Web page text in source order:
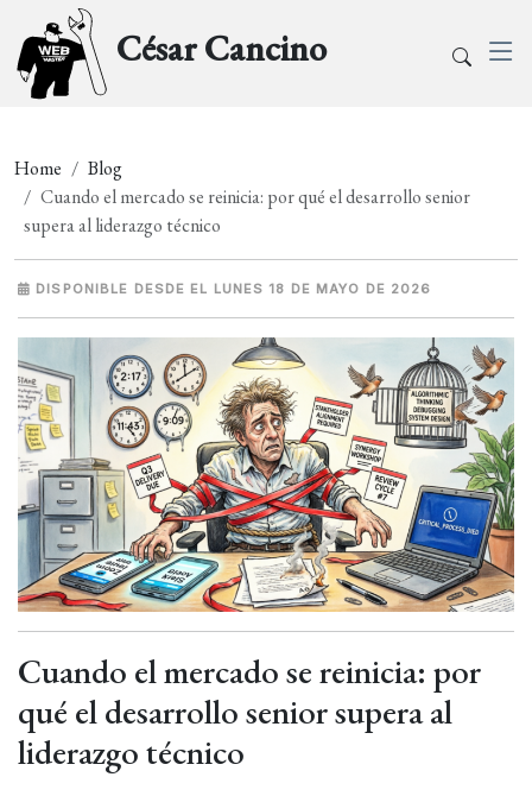
César Cancino
Home
Blog
Cuando el mercado se reinicia: por qué el desarrollo senior
supera al liderazgo técnico
DISPONIBLE DESDE EL LUNES 18 DE MAYO DE 2026
Cuando el mercado se reinicia: por
qué el desarrollo senior supera al
liderazgo técnico